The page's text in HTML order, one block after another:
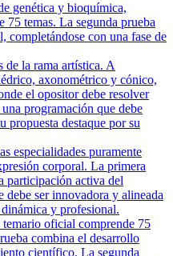
genética y bioquímica,
temas. La segunda prueba
completándose con una fase de
de la rama artística. A
axonométrico y cónico,
el opositor debe resolver
programación que debe
propuesta destaque por su
especialidades puramente
corporal. La primera
participación activa del
debe ser innovadora y alineada
y profesional.
temario oficial comprende 75
combina el desarrollo
científico. La segunda